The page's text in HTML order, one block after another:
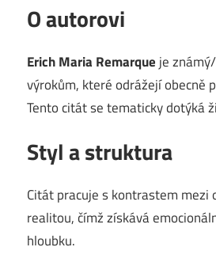
O autorovi
Erich Maria Remarque je
výrokům, které odrážejí obecně
Tento citát se tematicky dotýká
Styl a struktura
Citát pracuje s kontrastem mezi
realitou, čímž získává
hloubku.